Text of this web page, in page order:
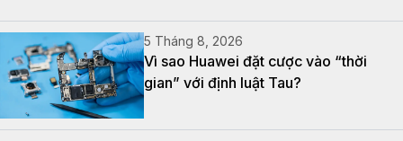
5 Tháng 8, 2026
Vì sao Huawei đặt cược vào “thời
gian” với định luật Tau?